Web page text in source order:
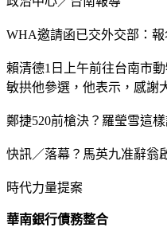
WHA邀請函已交外交部：
賴清德1日上午前往台南市
敏拱他參選，他表示，感謝
鄭捷520前槍決？羅瑩雪這
快訊／落幕？馬英九准辭翁
時代力量提案
華南銀行債務整合